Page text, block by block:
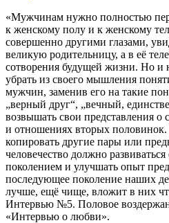
«Мужчинам нужно полностью
к женскому полу и к женскому
совершенно другими глазами,
великую родительницу, а в её
сотворения будущей жизни. Но
убрать из своего мышления
мужчин, заменив его на такие
„верный друг“, „вечный,
возвышать свои представления о
и отношениях вторых половинок.
копировать другие пары или
человечество должно
поколением и улучшать опыт
последующее поколение наших
лучше, ещё чище, вложит в них
Интервью №5. Половое
«Интервью о любви».